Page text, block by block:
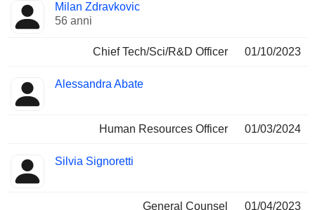
Milan Zdravkovic
56 anni
Chief Tech/Sci/R&D Officer 01/10/2023
Alessandra Abate
Human Resources Officer 01/03/2024
Silvia Signoretti
General Counsel
01/04/2023